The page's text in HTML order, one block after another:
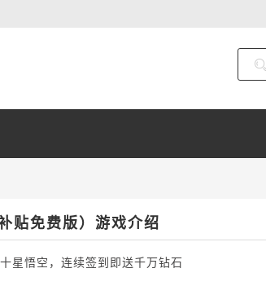
贴免费版）游戏介绍
星悟空，连续签到即送千万钻石